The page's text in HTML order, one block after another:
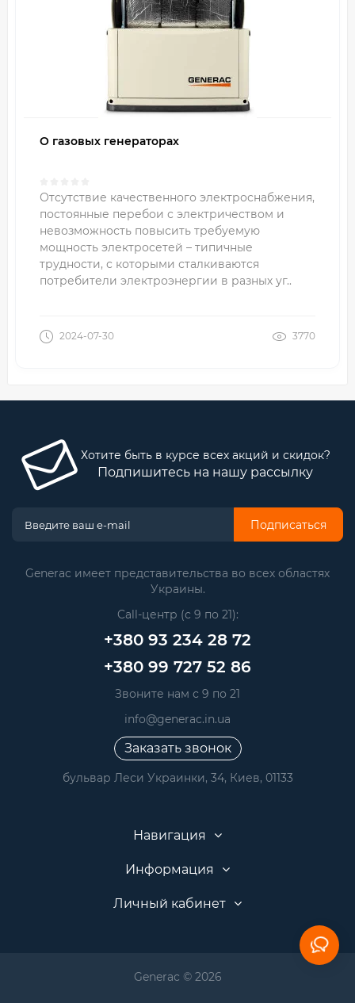
О газовых генераторах
Отсутствие качественного электроснабжения,
постоянные перебои с электричеством и
невозможность повысить требуемую
мощность электросетей – типичные
трудности, с которыми сталкиваются
потребители электроэнергии в разных уг..
2024-07-30 3770
Хотите быть в курсе всех акций и скидок?
Подпишитесь на нашу рассылку
Подписаться
Generac имеет представительства во всех областях
Украины.
Call-центр (с 9 по 21):
+380 93 234 28 72
+380 99 727 52 86
Звоните нам с 9 по 21
info@generac.in.ua
Заказать звонок
бульвар Леси Украинки, 34, Киев, 01133
Навигация
Информация
Личный кабинет
Generac © 2026